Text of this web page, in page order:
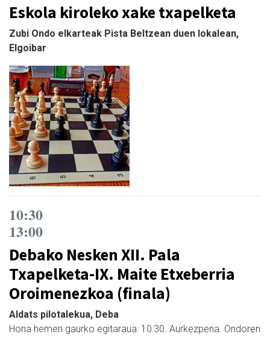
Eskola kiroleko xake txapelketa
Zubi Ondo elkarteak Pista Beltzean duen lokalean,
Elgoibar
10:30
13:00
Debako Nesken XII. Pala
Txapelketa-IX. Maite Etxeberria
Oroimenezkoa (finala)
Aldats pilotalekua, Deba
Hona hemen gaurko egitaraua: 10:30. Aurkezpena. Ondoren